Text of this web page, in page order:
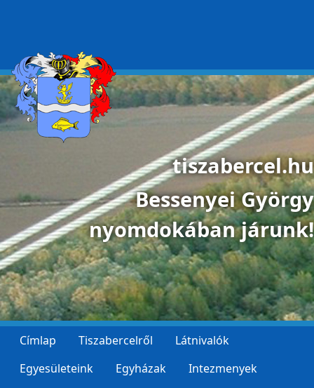
tiszabercel.hu
Bessenyei György
nyomdokában járunk!
Címlap Tiszabercelről
Látnivalók
Egyesületeink
Egyházak
Intezmenyek